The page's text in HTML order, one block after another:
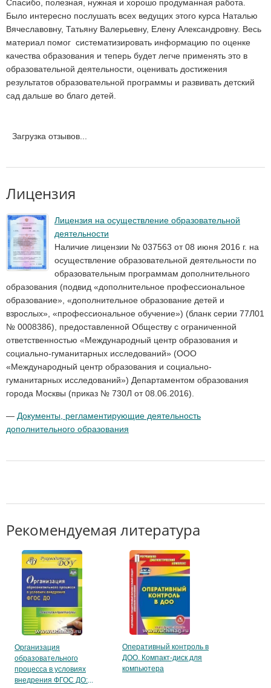
Спасибо, полезная, нужная и хорошо продуманная работа.
Было интересно послушать всех ведущих этого курса Наталью
Вячеславовну, Татьяну Валерьевну, Елену Александровну. Весь
материал помог систематизировать информацию по оценке
качества образования и теперь будет легче применять это в
образовательной деятельности, оценивать достижения
результатов образовательной программы и развивать детский
сад дальше во благо детей.
Загрузка отзывов...
Лицензия
Лицензия на осуществление образовательной
деятельности
Наличие лицензии № 037563 от 08 июня 2016 г. на
осуществление образовательной деятельности по
образовательным программам дополнительного
образования (подвид «дополнительное профессиональное
образование», «дополнительное образование детей и
взрослых», «профессиональное обучение») (бланк серии 77Л01
№ 0008386), предоставленной Обществу с ограниченной
ответственностью «Международный центр образования и
социально-гуманитарных исследований» (ООО
«Международный центр образования и социально-
гуманитарных исследований») Департаментом образования
города Москвы (приказ № 730Л от 08.06.2016).
— Документы, регламентирующие деятельность
дополнительного образования
Рекомендуемая литература
Организация
образовательного
процесса в условиях
внедрения ФГОС ДО:
Оперативный контроль в
ДОО. Компакт-диск для
компьютера